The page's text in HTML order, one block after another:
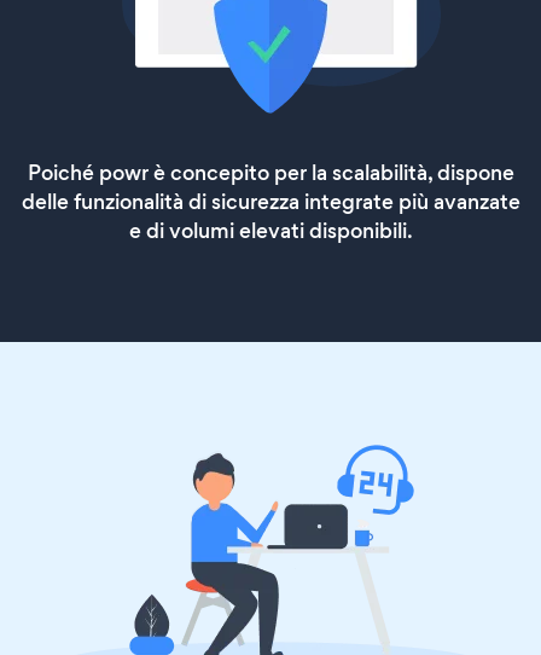
Poiché powr è concepito per la scalabilità, dispone
delle funzionalità di sicurezza integrate più avanzate
e di volumi elevati disponibili.